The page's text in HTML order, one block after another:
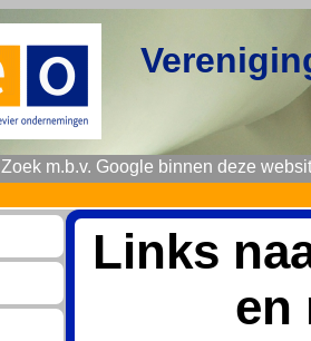
Zoek m.b.v. Google binnen deze
Links
en